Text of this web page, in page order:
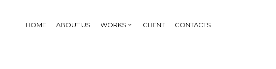
HOME ABOUT US WORKS CLIENT CONTACTS